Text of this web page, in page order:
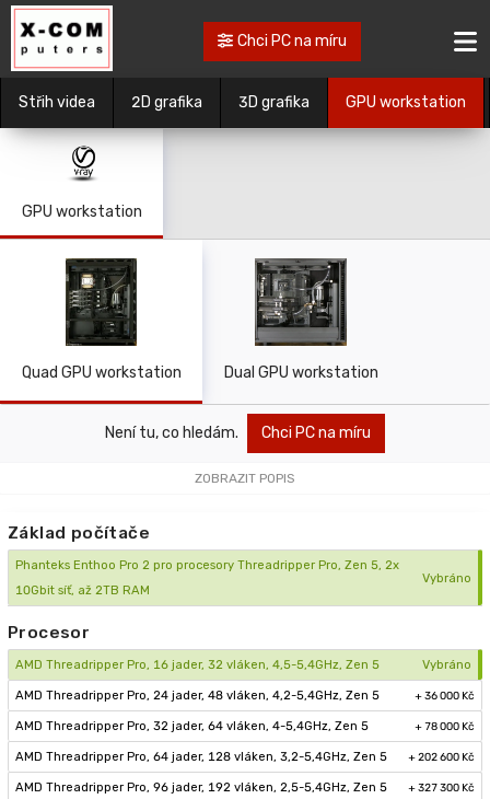
Chci PC na míru
Střih videa 2D grafika 3D grafika GPU workstation
GPU workstation
Quad GPU workstation Dual GPU workstation
Není tu, co hledám. Chci PC na míru
ZOBRAZIT POPIS
Základ počítače
Phanteks Enthoo Pro 2 pro procesory Threadripper Pro, Zen 5, 2x
10Gbit síť, až 2TB RAM
Vybráno
Procesor
AMD Threadripper Pro, 16 jader, 32 vláken, 4,5-5,4GHz, Zen 5 Vybráno
AMD Threadripper Pro, 24 jader, 48 vláken, 4,2-5,4GHz, Zen 5 + 36 000 Kč
AMD Threadripper Pro, 32 jader, 64 vláken, 4-5,4GHz, Zen 5 + 78 000 Kč
AMD Threadripper Pro, 64 jader, 128 vláken, 3,2-5,4GHz, Zen 5 + 202 600 Kč
AMD Threadripper Pro, 96 jader, 192 vláken, 2,5-5,4GHz, Zen 5 + 327 300 Kč